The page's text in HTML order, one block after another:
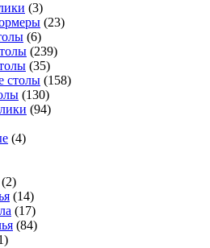
(3)
(23)
(6)
(239)
(35)
столы (158)
(130)
(94)
(4)
(2)
(14)
(17)
(84)